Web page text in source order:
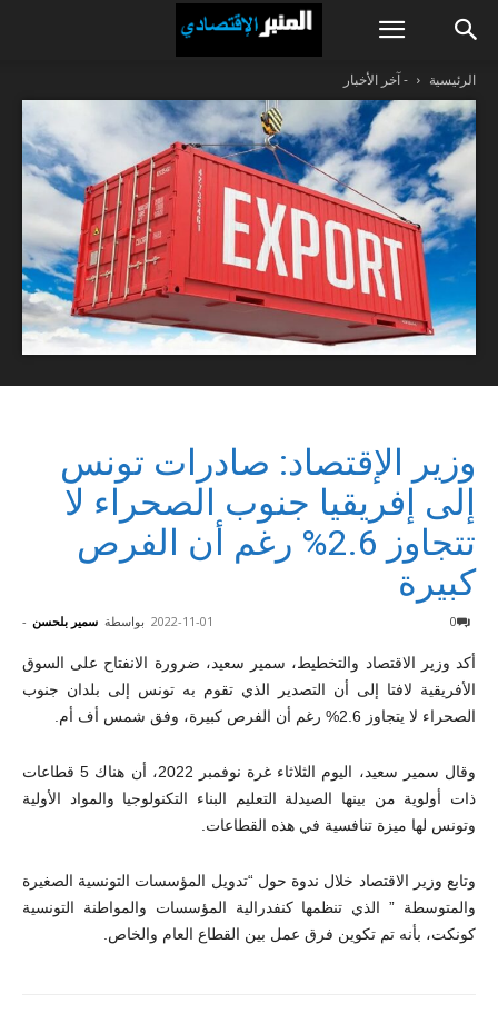
الرئيسية - آخر الأخبار
وزير الإقتصاد: صادرات تونس
إلى إفريقيا جنوب الصحراء لا
تتجاوز 2.6% رغم أن الفرص
كبيرة
بواسطة سمير بلحسن - 2022-11-01 0
أكد وزير الاقتصاد والتخطيط، سمير سعيد، ضرورة الانفتاح على السوق
الأفريقية لافتا إلى أن التصدير الذي تقوم به تونس إلى بلدان جنوب
الصحراء لا يتجاوز 2.6% رغم أن الفرص كبيرة، وفق شمس أف أم.
وقال سمير سعيد، اليوم الثلاثاء غرة نوفمبر 2022، أن هناك 5 قطاعات
ذات أولوية من بينها الصيدلة التعليم البناء التكنولوجيا والمواد الأولية
وتونس لها ميزة تنافسية في هذه القطاعات.
وتابع وزير الاقتصاد خلال ندوة حول “تدويل المؤسسات التونسية الصغيرة
والمتوسطة ” الذي تنظمها كنفدرالية المؤسسات والمواطنة التونسية
كونكت، بأنه تم تكوين فرق عمل بين القطاع العام والخاص.